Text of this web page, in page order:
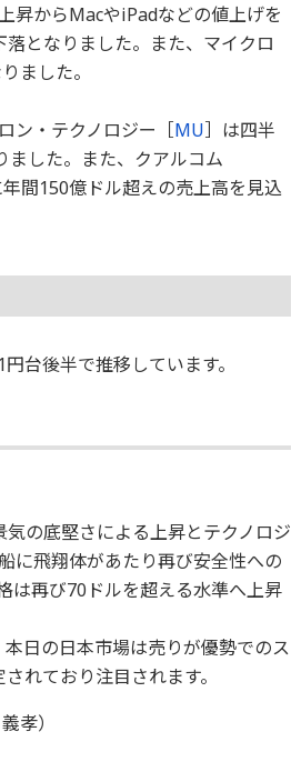
昇からMacやiPadなどの値上げを
となりました。また、マイクロ
ました。
ン・テクノロジー［MU］は四半
ました。また、クアルコム
間150億ドル超えの売上高を見込
台後半で推移しています。
の底堅さによる上昇とテクノロジ
に飛翔体があたり再び安全性への
は再び70ドルを超える水準へ上昇
日の日本市場は売りが優勢でのス
れており注目されます。
孝）